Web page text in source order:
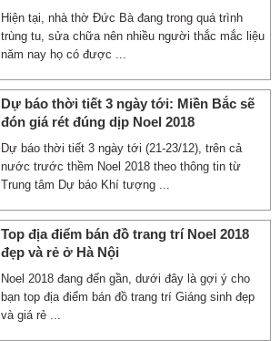
Hiện tại, nhà thờ Đức Bà đang trong quá trình
trùng tu, sửa chữa nên nhiều người thắc mắc liệu
năm nay họ có được ...
Dự báo thời tiết 3 ngày tới: Miền Bắc sẽ
đón giá rét đúng dịp Noel 2018
Dự báo thời tiết 3 ngày tới (21-23/12), trên cả
nước trước thềm Noel 2018 theo thông tin từ
Trung tâm Dự báo Khí tượng ...
Top địa điểm bán đồ trang trí Noel 2018
đẹp và rẻ ở Hà Nội
Noel 2018 đang đến gần, dưới đây là gợi ý cho
bạn top địa điểm bán đồ trang trí Giáng sinh đẹp
và giá rẻ ...